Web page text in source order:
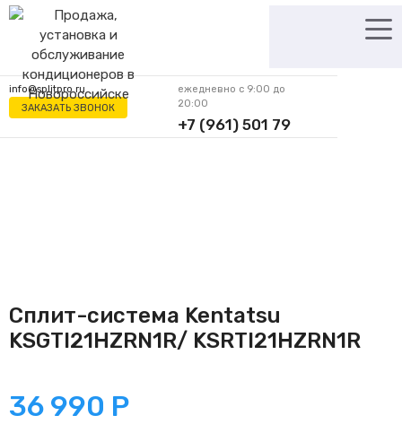
Перейти
содержимому
info@splitpro.ru
ЗАКАЗАТЬ ЗВОНОК
ежедневно с 9:00 до
20:00
+7 (961) 501 79
62
Сплит-система Kentatsu
KSGTI21HZRN1R/ KSRTI21HZRN1R
36 990 Р